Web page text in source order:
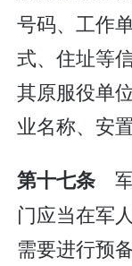
号码、工作
式、住址等
其原服役单
业名称、安
第十七条
门应当在军
需要进行预